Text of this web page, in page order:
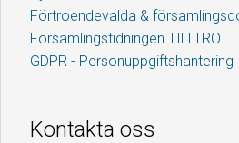
Förtroendevalda &
Församlingstidningen TILLTRO
GDPR - Personuppgiftshantering
Kontakta oss